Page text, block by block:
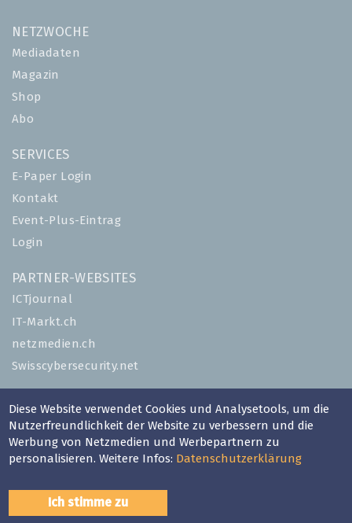
NETZWOCHE
Mediadaten
Magazin
Shop
Abo
SERVICES
E-Paper Login
Kontakt
Event-Plus-Eintrag
Login
PARTNER-WEBSITES
ICTjournal
IT-Markt.ch
netzmedien.ch
Swisscybersecurity.net
© NETZMEDIEN AG 2026
Impressum
AGB
Datenschutzerklärung
Diese Website verwendet Cookies und Analysetools, um die
Nutzerfreundlichkeit der Website zu verbessern und die
Werbung von Netzmedien und Werbepartnern zu
personalisieren. Weitere Infos: Datenschutzerklärung
Ich stimme zu